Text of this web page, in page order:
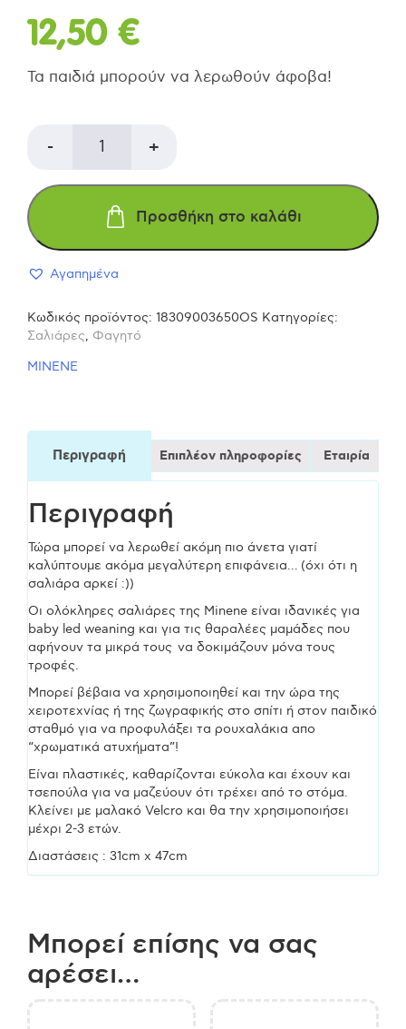
12,50 €
Τα παιδιά μπορούν να λερωθούν άφοβα!
- Minene
Σαλιάρα
-
rainbow
print
+
Προσθήκη στο καλάθι
Αγαπημένα
Κωδικός προϊόντος: 18309003650OS Κατηγορίες:
Σαλιάρες, Φαγητό
MINENE
Περιγραφή Επιπλέον πληροφορίες Εταιρία
Περιγραφή
Τώρα μπορεί να λερωθεί ακόμη πιο άνετα γιατί
καλύπτουμε ακόμα μεγαλύτερη επιφάνεια… (όχι ότι η
σαλιάρα αρκεί :))
Οι ολόκληρες σαλιάρες της Minene είναι ιδανικές για
baby led weaning και για τις θαραλέες μαμάδες που
αφήνουν τα μικρά τους να δοκιμάζουν μόνα τους
τροφές.
Μπορεί βέβαια να χρησιμοποιηθεί και την ώρα της
χειροτεχνίας ή της ζωγραφικής στο σπίτι ή στον παιδικό
σταθμό για να προφυλάξει τα ρουχαλάκια απο
“χρωματικά ατυχήματα”!
Είναι πλαστικές, καθαρίζονται εύκολα και έχουν και
τσεπούλα για να μαζεύουν ότι τρέχει από το στόμα.
Κλείνει με μαλακό Velcro και θα την χρησιμοποιήσει
μέχρι 2-3 ετών.
Διαστάσεις : 31cm x 47cm
Μπορεί επίσης να σας
αρέσει…